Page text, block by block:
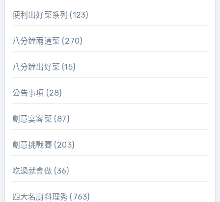
便利出好菜系列 (123)
八分鐘兩道菜 (270)
八分鐘出好菜 (15)
公告事項 (28)
創意宴客菜 (87)
創意挑戰賽(203)
吃過就會做(36)
四大名廚料理秀 (763)